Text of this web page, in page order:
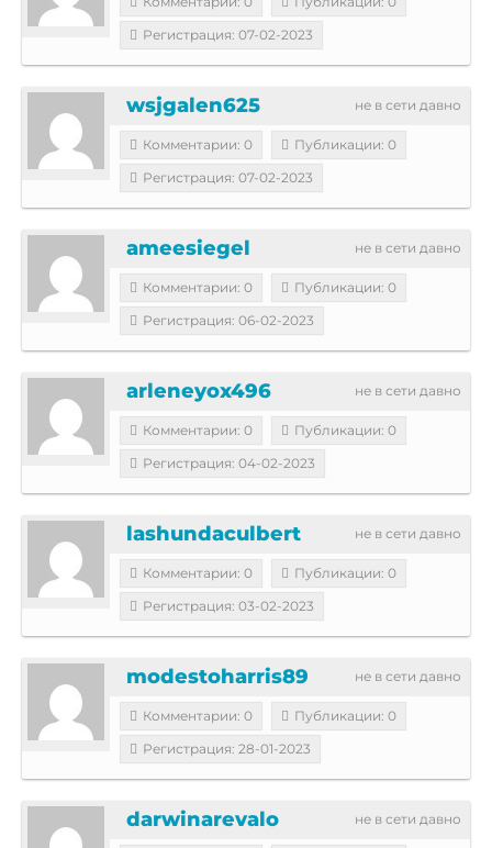
Регистрация: 07-02-2023
не в сети давно
wsjgalen625
Комментарии: 0
Публикации: 0
Регистрация: 07-02-2023
не в сети давно
ameesiegel
Комментарии: 0
Публикации: 0
Регистрация: 06-02-2023
не в сети давно
arleneyox496
Комментарии: 0
Публикации: 0
Регистрация: 04-02-2023
не в сети давно
lashundaculbert
Комментарии: 0
Публикации: 0
Регистрация: 03-02-2023
не в сети давно
modestoharris89
Комментарии: 0
Публикации: 0
Регистрация: 28-01-2023
не в сети давно
darwinarevalo